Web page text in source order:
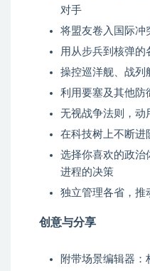
对手
将盟友卷入国际冲
用从步兵到核弹的
操控巡洋舰、战列
利用要塞及其他防
无视战争法则，动
在科技树上不断进
选择你喜欢的政治
进程的决策
独立管理各省，推
创意与分享
附带场景编辑器：